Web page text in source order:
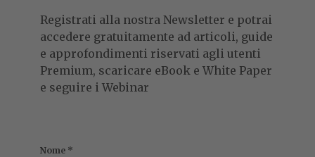
Registrati alla nostra Newsletter e potrai
accedere gratuitamente ad articoli, guide
e approfondimenti riservati agli utenti
Premium, scaricare eBook e White Paper
e seguire i Webinar
Nome *